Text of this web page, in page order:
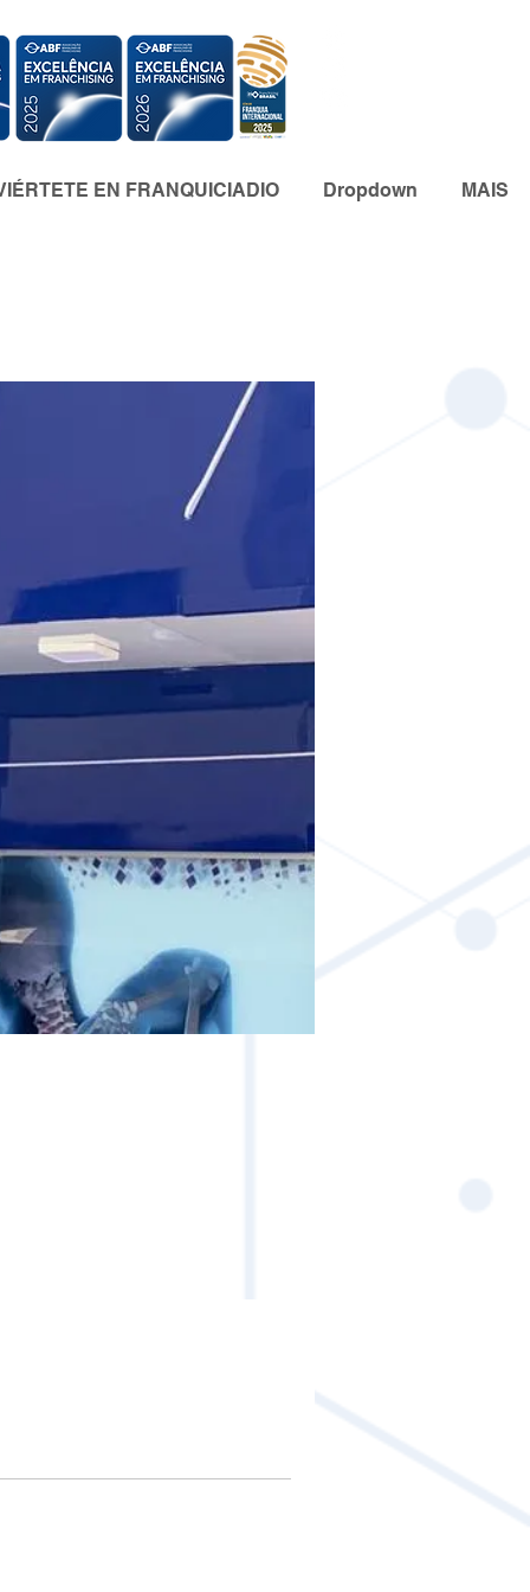
EN FRANQUICIADIO Dropdown MAIS